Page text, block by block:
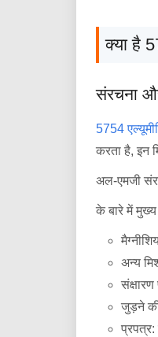
क्या है
संरचना
5754
करता है, इन
अल-एमजी
के बारे में
अन्य
जुड़ने की